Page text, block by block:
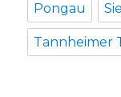
Pongau
Tannheimer